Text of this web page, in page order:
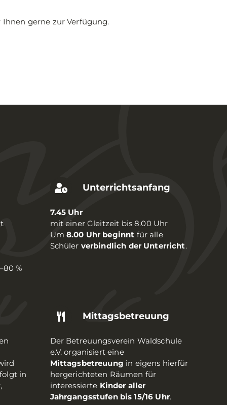
gerne zur Verfügung.
%
Unterrichtsanfang
7.45 Uhr
mit einer Gleitzeit bis 8.00 Uhr
Um 8.00 Uhr beginnt für alle
Schüler verbindlich der Unterricht.
in
Mittagsbetreuung
Der Betreuungsverein Waldschule
e.V. organisiert eine
Mittagsbetreuung in eigens hierfür
hergerichteten Räumen für
interessierte Kinder aller
Jahrgangsstufen bis 15/16 Uhr.